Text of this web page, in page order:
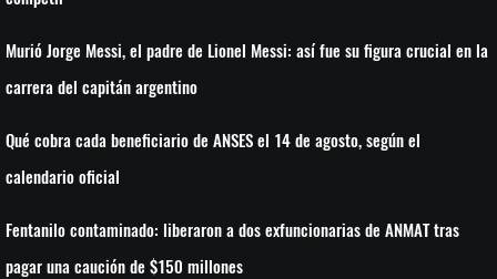
Murió Jorge Messi, el padre de Lionel Messi: así fue su figura crucial en la
carrera del capitán argentino
Qué cobra cada beneficiario de ANSES el 14 de agosto, según el
calendario oficial
Fentanilo contaminado: liberaron a dos exfuncionarias de ANMAT tras
pagar una caución de $150 millones